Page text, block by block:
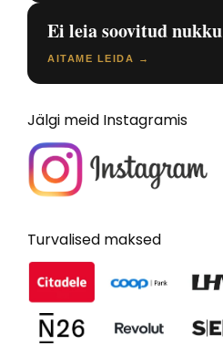
Ei leia soovitud nukku
AITAME LEIDA →
Jälgi meid Instagramis
Turvalised maksed